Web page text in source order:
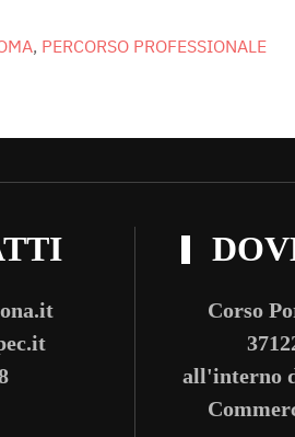
, PERCORSO PROFESSIONALE
Corso
all'interno